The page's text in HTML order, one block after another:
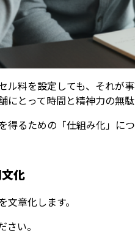
ル料を設定しても、それが
にとって時間と精神力の無
得るための「仕組み化」に
化
章化します。
い。